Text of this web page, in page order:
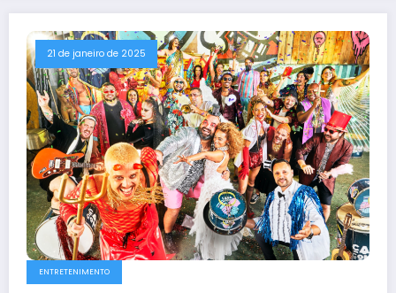
21 de janeiro de 2025
ENTRETENIMENTO